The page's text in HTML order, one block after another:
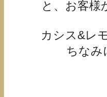
と、お客
カシス&レ
ちなみ